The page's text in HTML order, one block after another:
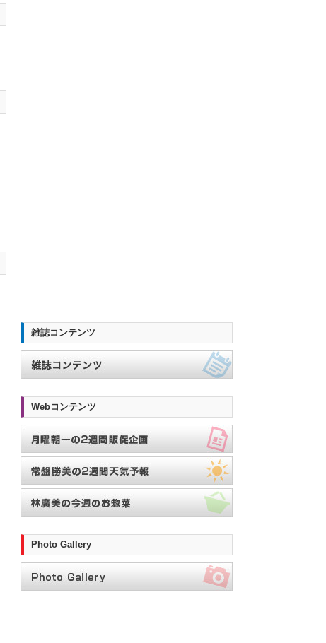
雑誌コンテンツ
Webコンテンツ
Photo Gallery